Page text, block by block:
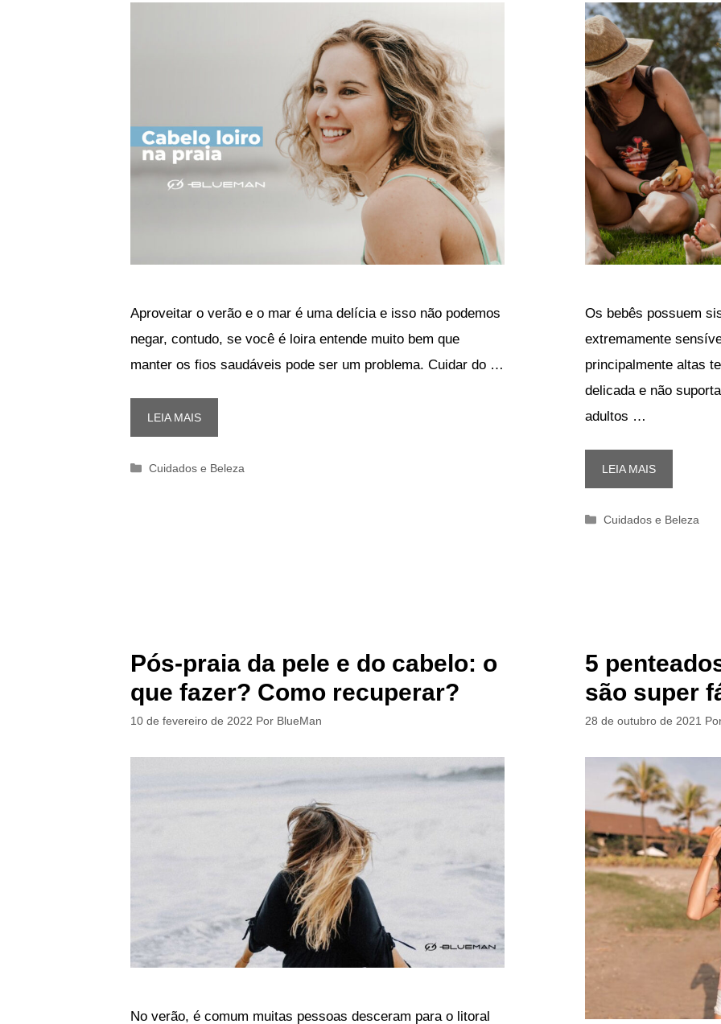
Aproveitar o verão e o mar é uma delícia e isso não podemos
negar, contudo, se você é loira entende muito bem que
manter os fios saudáveis pode ser um problema. Cuidar do …
LEIA MAIS
Categorias
Cuidados e Beleza
Os bebês possuem
extremamente
principalmente altas
delicada e não
adultos …
LEIA MAIS
Categorias
Cuidados e Beleza
Pós-praia da pele e do cabelo: o
que fazer? Como recuperar?
10 de fevereiro de 2022 Por BlueMan
No verão, é comum muitas pessoas desceram para o litoral
5
são super
28 de outubro de 2021